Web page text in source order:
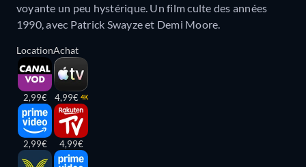
voyante un peu hystérique. Un film culte des années
1990, avec Patrick Swayze et Demi Moore.
Location
2,99€
2,99€
Achat
4,99€ 4K
4,99€